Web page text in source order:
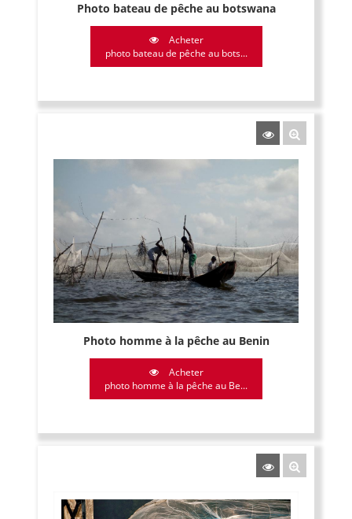
Photo bateau de pêche au botswana
Acheter
photo bateau de pêche au bots...
Photo homme à la pêche au Benin
Acheter
photo homme à la pêche au Be...